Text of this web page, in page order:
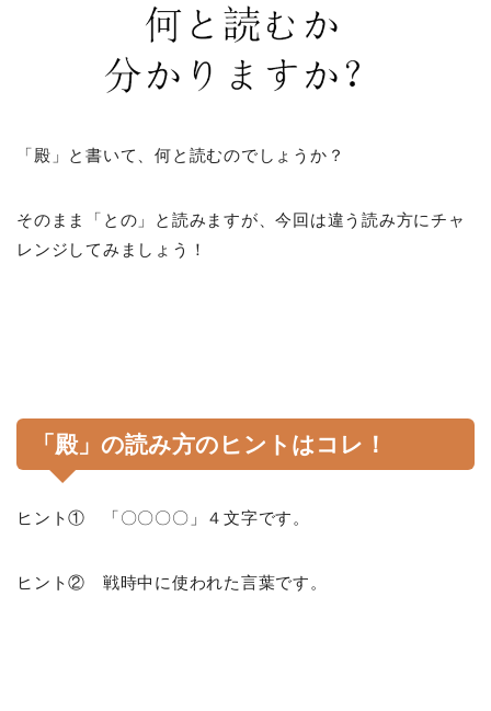
「殿」と書いて、何と読むのでしょうか？
そのまま「との」と読みますが、今回は違う読み方にチャ
レンジしてみましょう！
「殿」の読み方のヒントはコレ！
ヒント① 「〇〇〇〇」４文字です。
ヒント② 戦時中に使われた言葉です。